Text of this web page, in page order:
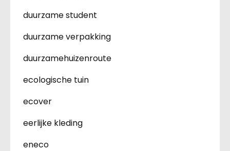
duurzame student
duurzame verpakking
duurzamehuizenroute
ecologische tuin
ecover
eerlijke kleding
eneco